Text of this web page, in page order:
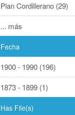
Plan Cordillerano (29)
... más
Fecha
1900 - 1990 (196)
1873 - 1899 (1)
Has File(s)